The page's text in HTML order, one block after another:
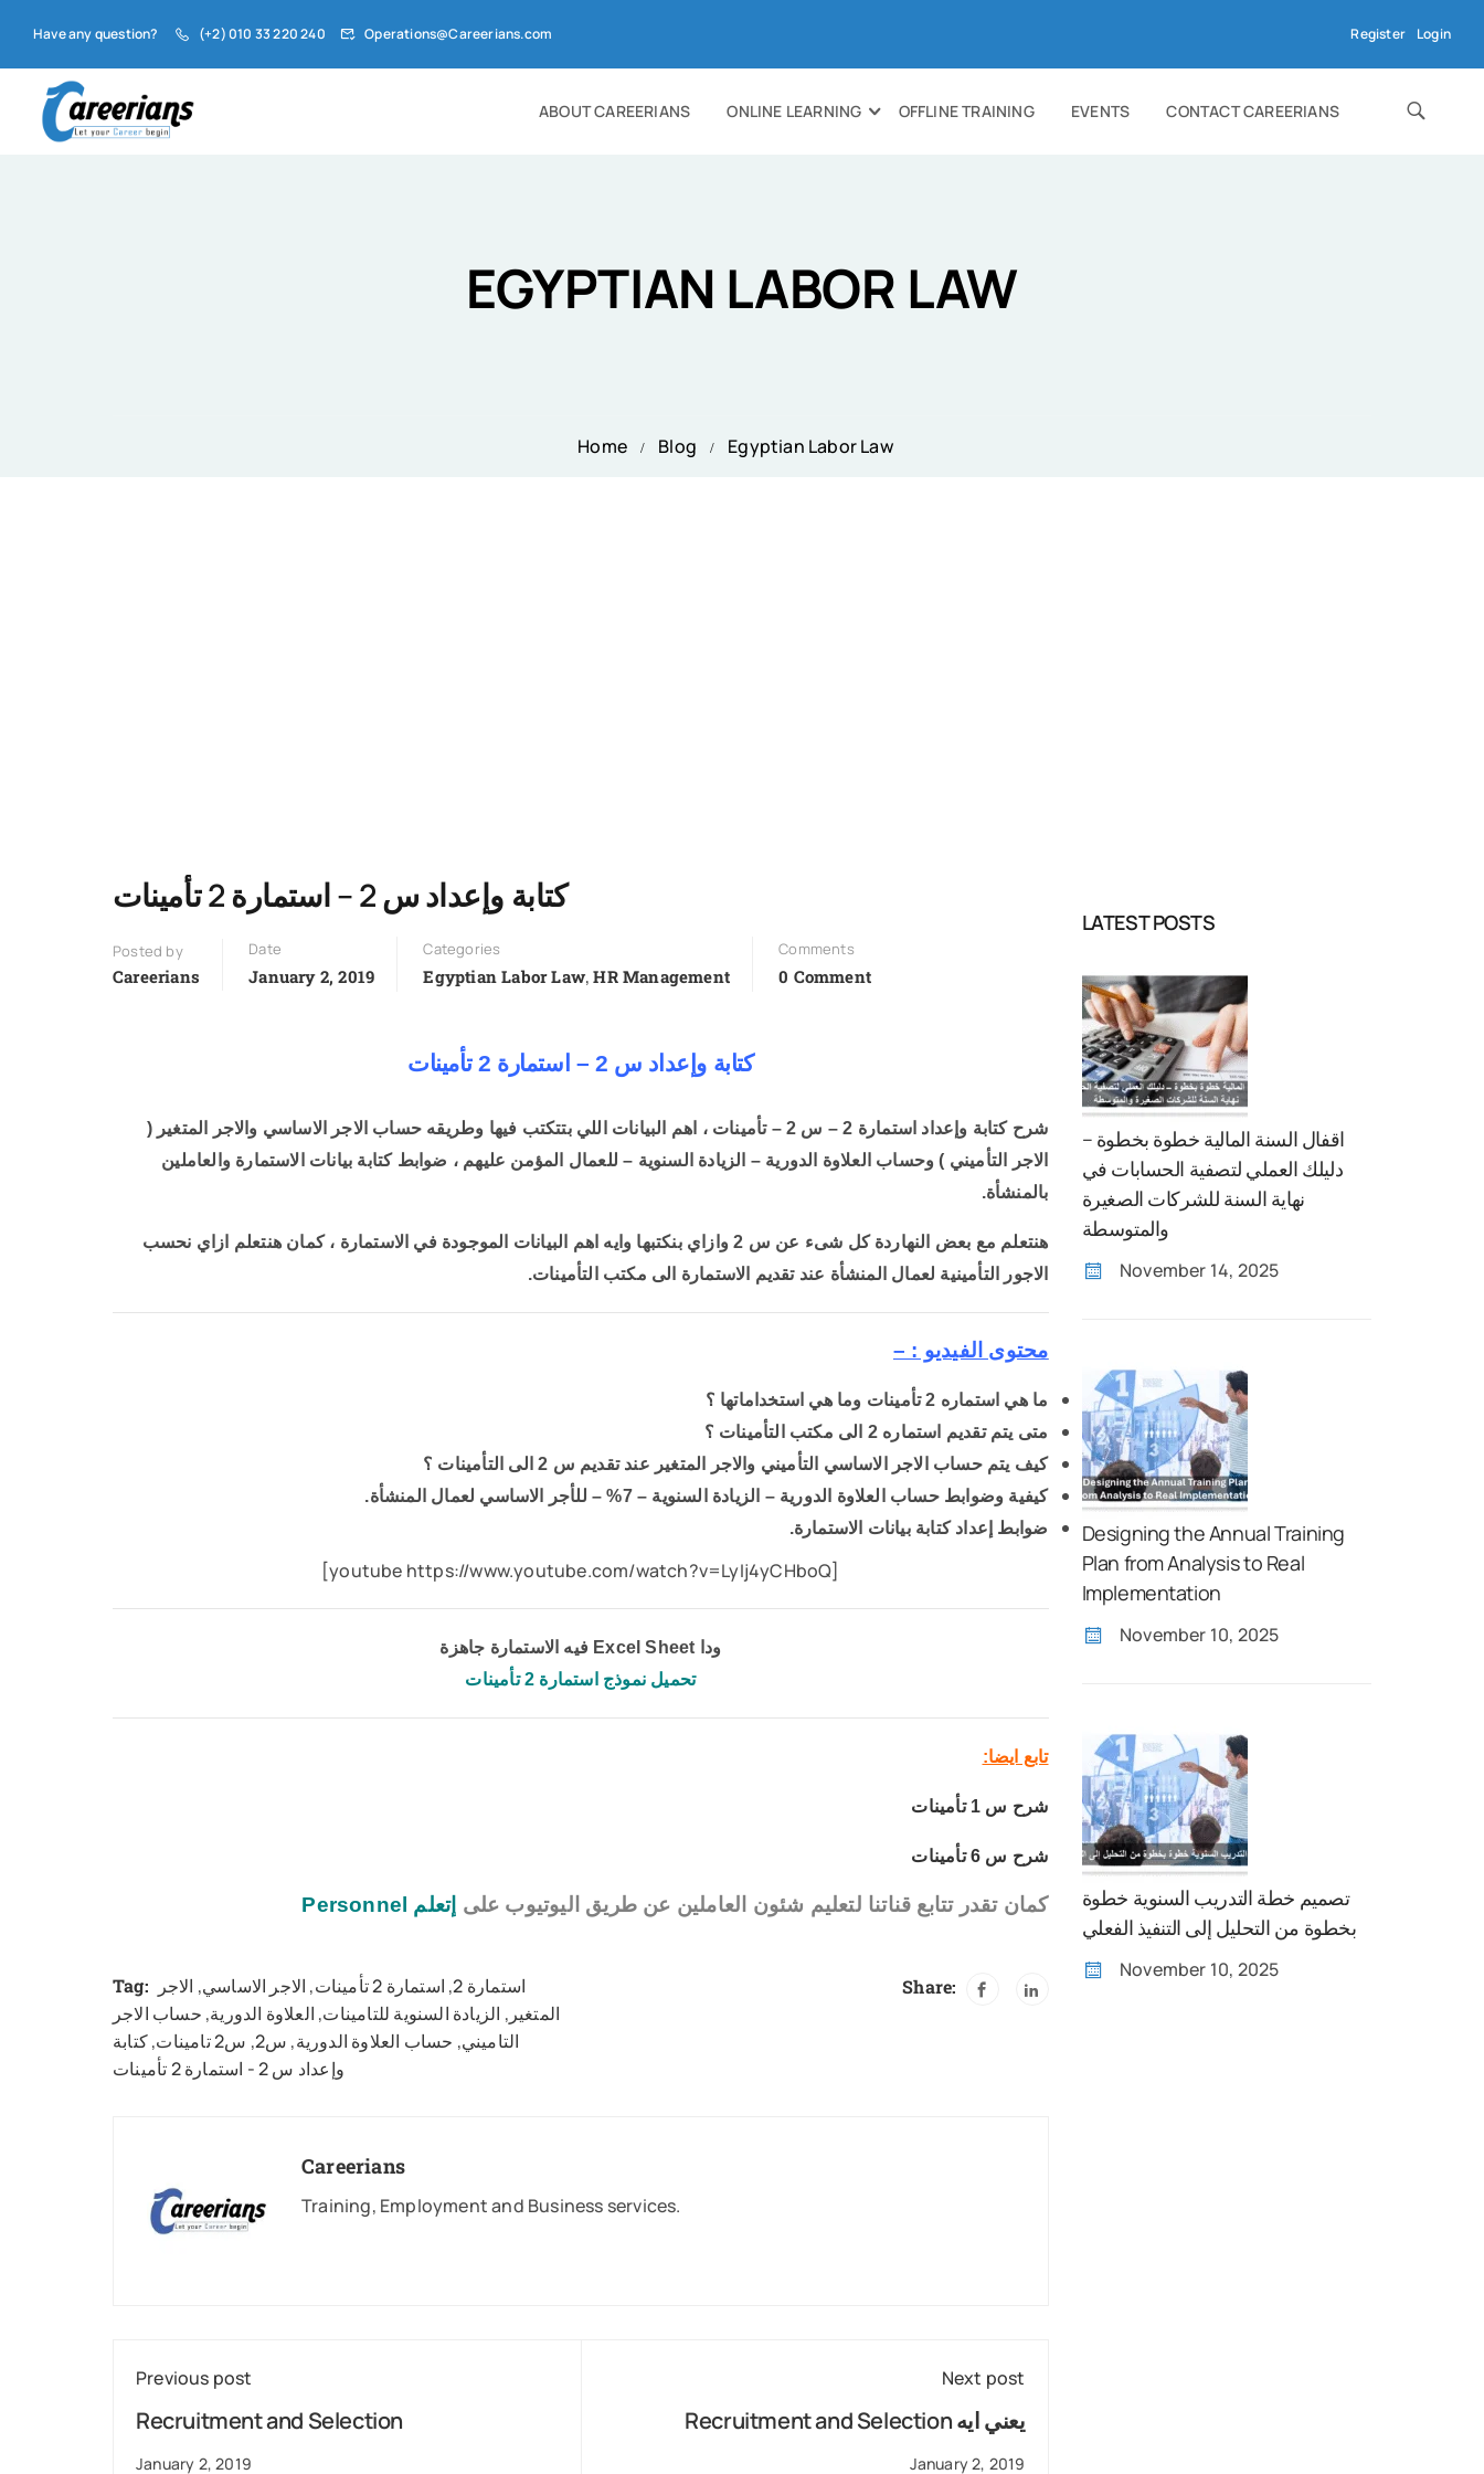
Have any question? (+2) 010 33 220 240 Operations@Careerians.com Register Login
ABOUT CAREERIANS ONLINE LEARNING OFFLINE TRAINING EVENTS CONTACT CAREERIANS
EGYPTIAN LABOR LAW
Home Blog Egyptian Labor Law
كتابة وإعداد س 2 – استمارة 2 تأمينات
Posted by
Careerians
Date
January 2, 2019
Categories
Egyptian Labor Law,HR Management
Comments
0 Comment
كتابة وإعداد س 2 – استمارة 2 تأمينات
شرح كتابة وإعداد استمارة 2 – س 2 – تأمينات ، اهم البيانات اللي بتتكتب فيها وطريقه حساب الاجر الاساسي والاجر المتغير (
الاجر التأميني ) وحساب العلاوة الدورية – الزيادة السنوية – للعمال المؤمن عليهم ، ضوابط كتابة بيانات الاستمارة والعاملين
بالمنشأة.
هنتعلم مع بعض النهاردة كل شىء عن س 2 وازاي بنكتبها وايه اهم البيانات الموجودة في الاستمارة ، كمان هنتعلم ازاي نحسب
الاجور التأمينية لعمال المنشأة عند تقديم الاستمارة الى مكتب التأمينات.
محتوى الفيديو : –
ما هي استماره 2 تأمينات وما هي استخداماتها ؟
متى يتم تقديم استماره 2 الى مكتب التأمينات ؟
كيف يتم حساب الاجر الاساسي التأميني والاجر المتغير عند تقديم س 2 الى التأمينات ؟
كيفية وضوابط حساب العلاوة الدورية – الزيادة السنوية – 7% – للأجر الاساسي لعمال المنشأة.
ضوابط إعداد كتابة بيانات الاستمارة.
[youtube https://www.youtube.com/watch?v=LyIj4yCHboQ]
ودا Excel Sheet فيه الاستمارة جاهزة
تحميل نموذج استمارة 2 تأمينات
تابع ايضا:
شرح س 1 تأمينات
شرح س 6 تأمينات
كمان تقدر تتابع قناتنا لتعليم شئون العاملين عن طريق اليوتيوب على إتعلم Personnel
Tag: استمارة 2 , استمارة 2 تأمينات , الاجر الاساسي, الاجر
المتغير , الزيادة السنوية للتامينات, العلاوة الدورية, حساب الاجر
التاميني, حساب العلاوة الدورية, س2 , س2 تامينات ,كتابة
وإعداد س 2 - استمارة 2 تأمينات
Share:
Careerians
Training, Employment and Business services.
Previous post
Recruitment and Selection
January 2, 2019
Next post
Recruitment and Selection يعني ايه
January 2, 2019
LATEST POSTS
اقفال السنة المالية خطوة بخطوة –
دليلك العملي لتصفية الحسابات في
نهاية السنة للشركات الصغيرة
والمتوسطة
November 14, 2025
Designing the Annual Training
Plan from Analysis to Real
Implementation
November 10, 2025
تصميم خطة التدريب السنوية خطوة
بخطوة من التحليل إلى التنفيذ الفعلي
November 10, 2025